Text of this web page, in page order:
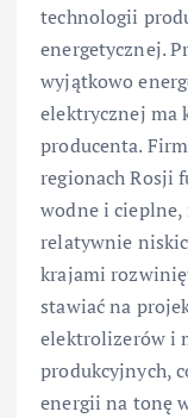
technologii
energetycznej.
wyjątkowo
elektrycznej ma
producenta.
regionach Rosji
wodne i cieplne,
relatywnie
krajami
stawiać na
elektrolizerów i
produkcyjnych,
energii na tonę